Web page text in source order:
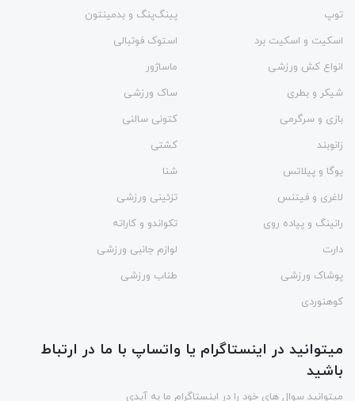
توپ
پینگ‌پنگ و بدمينتون
اسکیت و اسکیت برد
استوک فوتبالی
انواع کش ورزشی
ماساژور
شیکر و بطری
ساک ورزشی
بازی و سرگرمی
کتونی سالنی
زانوبند
کشتی
یوگا و پیلاتس
شنا
لاغری و فیتنس
تزئینی ورزشی
رانینگ و پیاده روی
تکواندو و کاراته
دارت
لوازم جانبی ورزشی
پوشاک ورزشی
طناب ورزشی
کوهنوردی
میتوانید در اینستاگرام یا واتساپ با ما در ارتباط
باشید
میتوانید سوال های خود را در اینستاگرام ما به آیدی